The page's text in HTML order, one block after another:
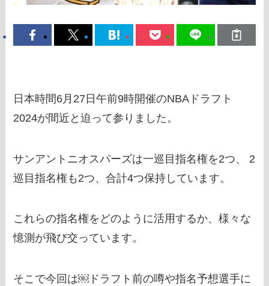
日本時間6月27日午前9時開催のNBAドラフト
2024が間近と迫って参りました。
サンアントニオスパーズは一巡目指名権を2つ、 2
巡目指名権も2つ、合計4つ保持しています。
これらの指名権をどのように活用するか、様々な
憶測が飛び交っています。
そこで今回は￼ドラフト前の噂や指名予想選手に